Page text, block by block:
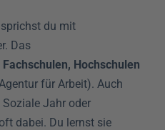
du mit
Das
Hochschulen
für Arbeit). Auch
Jahr oder
dabei. Du lernst sie